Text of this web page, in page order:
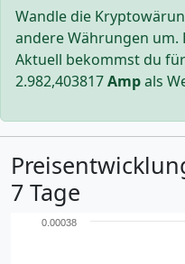
Wandle die
andere Währungen um.
Aktuell bekommst du
2.982,403817Ampals
7 Tage
0.00038